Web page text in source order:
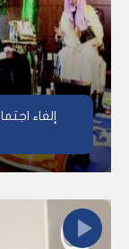
إلغاء